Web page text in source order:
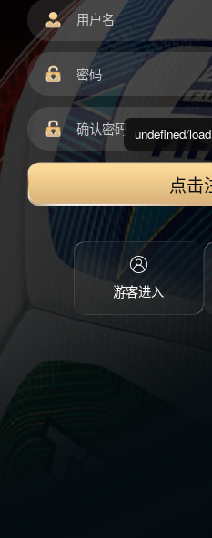
点击
游客进入
undefined/